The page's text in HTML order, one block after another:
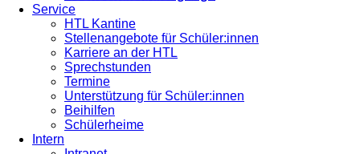
Service
HTL Kantine
Stellenangebote für Schüler:innen
Karriere an der HTL
Sprechstunden
Termine
Unterstützung für Schüler:innen
Beihilfen
Schülerheime
Intern